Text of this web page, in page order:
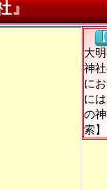
』
大
神
に
に
の
索